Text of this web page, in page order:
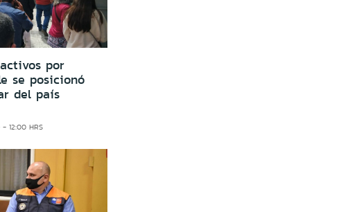
por
se posicionó
del país
12:00 HRS